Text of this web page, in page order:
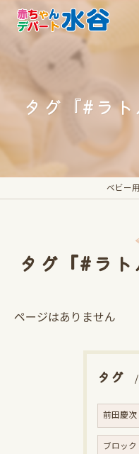
タグ『#ラ
ベビー
タグ『#ラ
ページはありません
タグ
前田慶次
ブロック